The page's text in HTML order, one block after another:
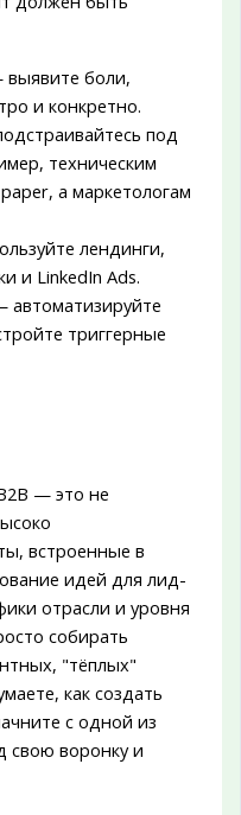
боли,
и конкретно.
под
техническим
а маркетологам
лендинги,
и LinkedIn Ads.
триггерные
— это не
встроенные в
идей для лид-
отрасли и уровня
собирать
"тёплых"
как создать
с одной из
свою воронку и